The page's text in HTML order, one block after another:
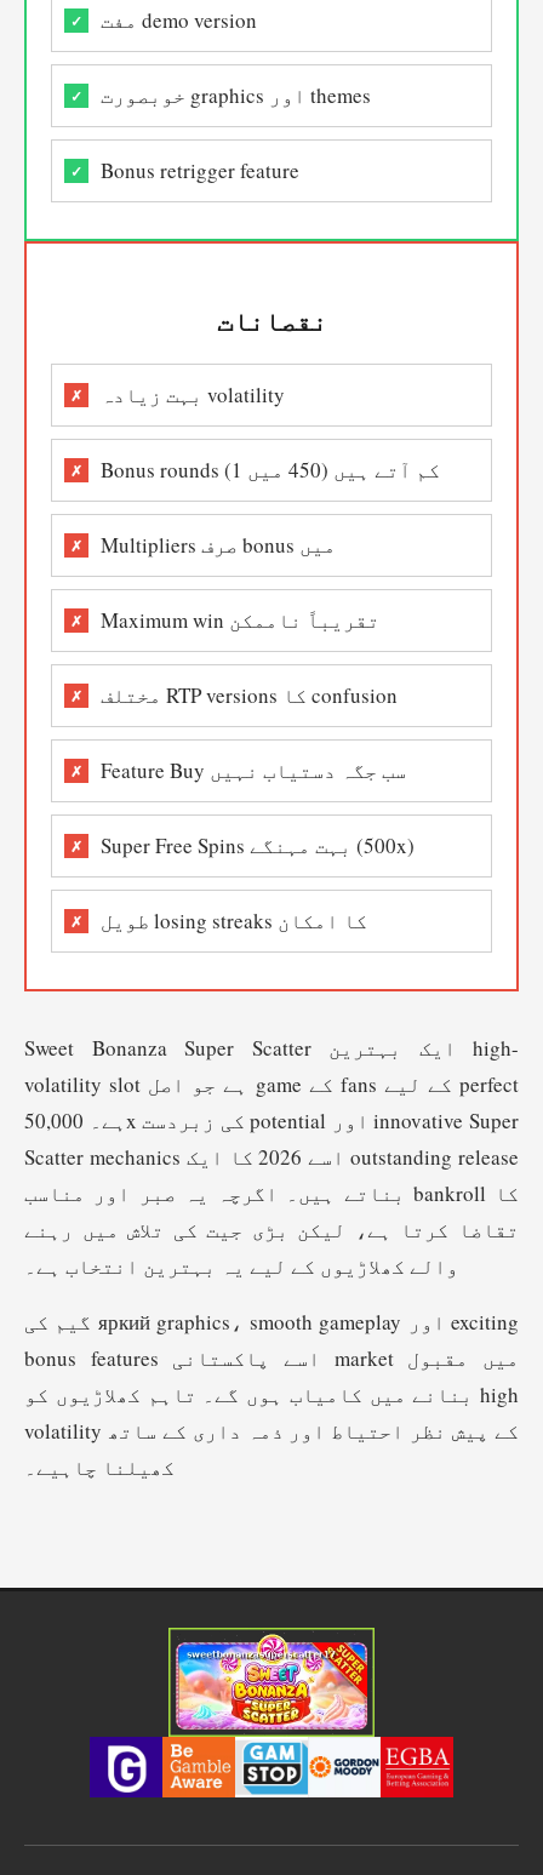
مفت demo version
خوبصورت graphics اور themes
Bonus retrigger feature
نقصانات
بہت زیادہ volatility
Bonus rounds کم آتے ہیں (450 میں 1)
Multipliers صرف bonus میں
Maximum win تقریباً ناممکن
مختلف RTP versions کا confusion
Feature Buy سب جگہ دستیاب نہیں
Super Free Spins بہت مہنگے (500x)
طویل losing streaks کا امکان
Sweet Bonanza Super Scatter ایک بہترین high-
volatility slot ہے جو اصل game کے fans کے لیے perfect
ہے۔ 50,000x کی زبردست potential اور innovative Super
Scatter mechanics اسے 2026 کا ایک outstanding release
بناتے ہیں۔ اگرچہ یہ صبر اور مناسب bankroll کا
تقاضا کرتا ہے، لیکن بڑی جیت کی تلاش میں رہنے
والے کھلاڑیوں کے لیے یہ بہترین انتخاب ہے۔
گیم کی яркий graphics، smooth gameplay اور exciting
bonus features اسے پاکستانی market میں مقبول
بنانے میں کامیاب ہوں گے۔ تاہم کھلاڑیوں کو high
volatility کے پیش نظر احتیاط اور ذمہ داری کے ساتھ
کھیلنا چاہیے۔